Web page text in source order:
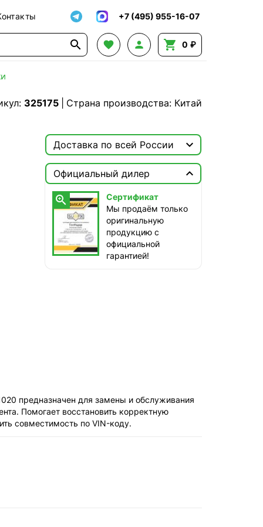
+7 (495) 955-16-07
    0 ₽
325175
Страна производства: Китай
Доставка по всей России 
 Москва
Доставка этого товара недоступна
Официальный дилер


Сертификат
Мы продаём только
оригинальную
продукцию с
официальной
гарантией!
предназначен для замены и обслуживания
Помогает восстановить корректную
совместимость по VIN-коду.